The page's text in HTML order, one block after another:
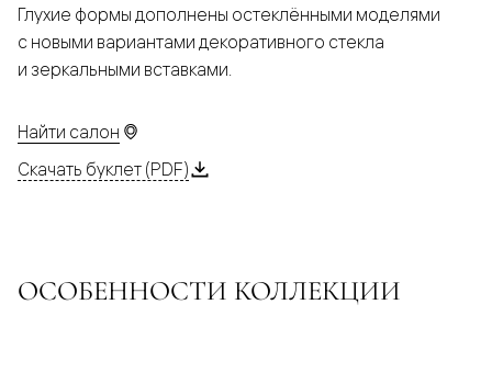
Глухие формы дополнены остеклёнными моделями
с новыми вариантами декоративного стекла
и зеркальными вставками.
Найти салон
Скачать буклет (PDF)
ОСОБЕННОСТИ КОЛЛЕКЦИИ